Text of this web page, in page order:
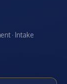
· Intake